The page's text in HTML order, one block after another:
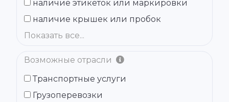
наличие этикеток или маркировки
наличие крышек или пробок
Показать все...
Возможные отрасли
Транспортные услуги
Грузоперевозки